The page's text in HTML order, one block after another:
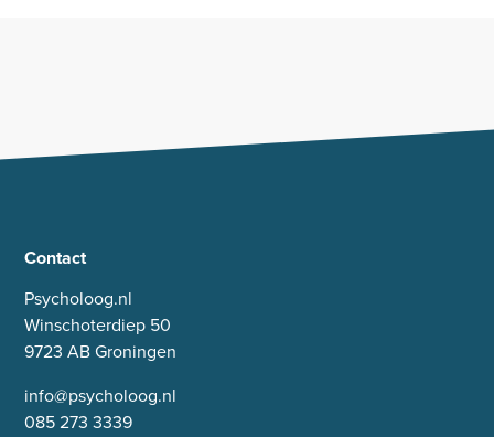
Contact
Psycholoog.nl
Winschoterdiep 50
9723 AB Groningen
info@psycholoog.nl
085 273 3339